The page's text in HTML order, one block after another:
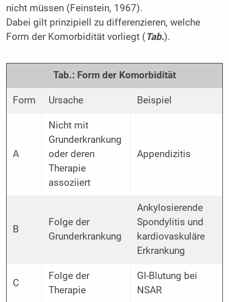
nicht müssen (Feinstein, 1967).
Dabei gilt prinzipiell zu differenzieren, welche
Form der Komorbidität vorliegt (Tab.).
Tab.: Form der Komorbidität
Form Ursache Beispiel
A
Nicht mit
Grunderkrankung
oder deren
Therapie
assoziiert
Appendizitis
B
Folge der
Grunderkrankung
Ankylosierende
Spondylitis und
kardiovaskuläre
Erkrankung
C
Folge der
Therapie
GI-Blutung bei
NSAR